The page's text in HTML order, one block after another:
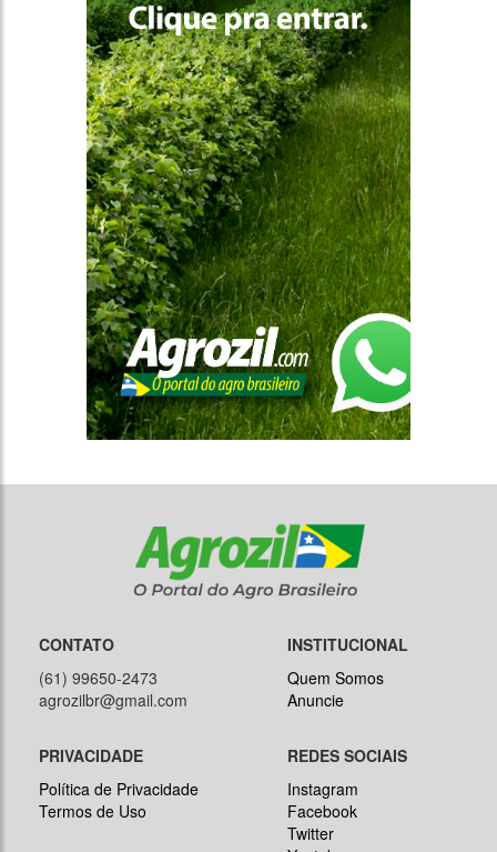
CONTATO
(61) 99650-2473
agrozilbr@gmail.com
INSTITUCIONAL
Quem Somos
Anuncie
PRIVACIDADE
Política de Privacidade
Termos de Uso
REDES SOCIAIS
Instagram
Facebook
Twitter